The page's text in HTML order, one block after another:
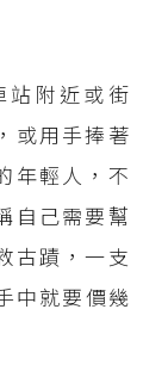
站附近或街
或用手捧著
年輕人，不
自己需要幫
古蹟，一支
中就要價幾